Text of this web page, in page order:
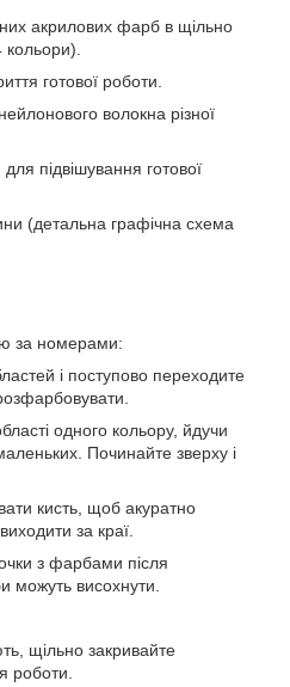
акрилових фарб в щільно
готової роботи.
волокна різної
підвішування готової
(детальна графічна схема
за номерами:
і поступово переходите
одного кольору, йдучи
Починайте зверху і
кисть, щоб акуратно
за краї.
з фарбами після
висохнути.
щільно закривайте
роботи.